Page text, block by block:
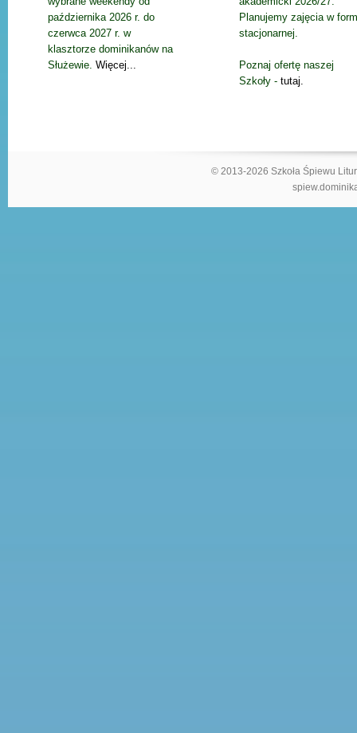
października 2026 r. do
czerwca 2027 r. w
klasztorze dominikanów na
Służewie. Więcej...
Planujemy zajęcia w
stacjonarnej.
Poznaj ofertę naszej
Szkoły - tutaj.
© 2013-2026 Szkoła Śpiewu